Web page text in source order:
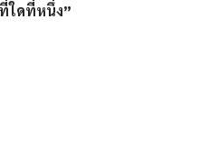
ใดที่หนึ่ง”